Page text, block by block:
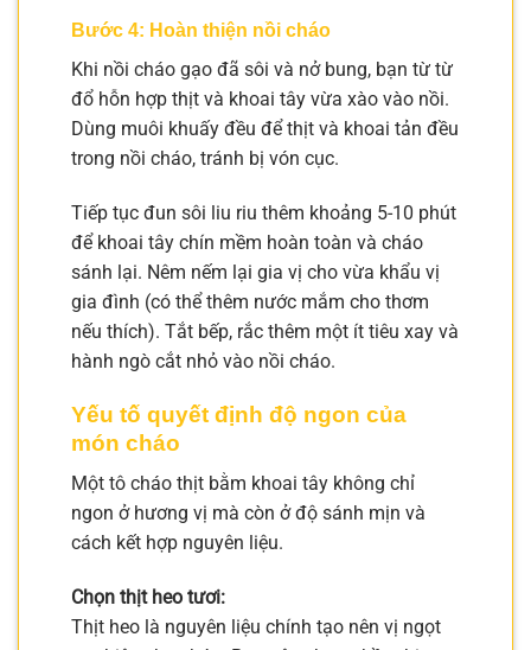
Bước 4: Hoàn thiện nồi cháo
Khi nồi cháo gạo đã sôi và nở bung, bạn từ từ
đổ hỗn hợp thịt và khoai tây vừa xào vào nồi.
Dùng muôi khuấy đều để thịt và khoai tản đều
trong nồi cháo, tránh bị vón cục.
Tiếp tục đun sôi liu riu thêm khoảng 5-10 phút
để khoai tây chín mềm hoàn toàn và cháo
sánh lại. Nêm nếm lại gia vị cho vừa khẩu vị
gia đình (có thể thêm nước mắm cho thơm
nếu thích). Tắt bếp, rắc thêm một ít tiêu xay và
hành ngò cắt nhỏ vào nồi cháo.
Yếu tố quyết định độ ngon của
món cháo
Một tô cháo thịt bằm khoai tây không chỉ
ngon ở hương vị mà còn ở độ sánh mịn và
cách kết hợp nguyên liệu.
Chọn thịt heo tươi:
Thịt heo là nguyên liệu chính tạo nên vị ngọt